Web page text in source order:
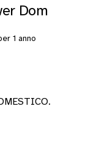
Dom
1 anno